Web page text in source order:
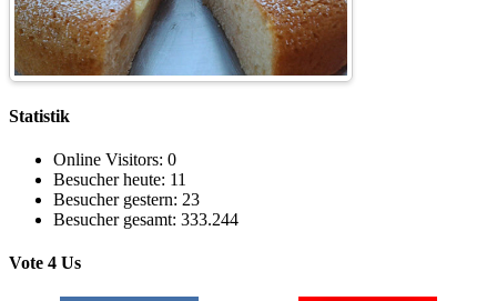
Statistik
Online Visitors: 0
Besucher heute: 11
Besucher gestern: 23
Besucher gesamt: 333.244
Vote 4 Us